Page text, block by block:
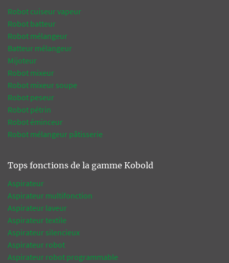
Robot cuiseur vapeur
Robot batteur
Robot mélangeur
Batteur mélangeur
Mijoteur
Robot mixeur
Robot mixeur soupe
Robot peseur
Robot pétrin
Robot éminceur
Robot mélangeur pâtisserie
Tops fonctions de la gamme Kobold
Aspirateur
Aspirateur multifonction
Aspirateur laveur
Aspirateur textile
Aspirateur silencieux
Aspirateur robot
Aspirateur robot programmable